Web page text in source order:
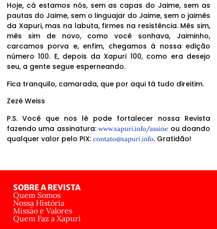
Hoje, cá estamos nós, sem as capas do Jaime, sem as
pautas do Jaime, sem o linguajar do Jaime, sem o jaimês
da Xapuri, mas na labuta, firmes na resistência. Mês sim,
mês sim de novo, como você sonhava, Jaiminho,
carcamos porva e, enfim, chegamos à nossa edição
número 100. E, depois da Xapuri 100, como era desejo
seu, a gente segue esperneando.
Fica tranquilo, camarada, que por aqui tá tudo direitim.
Zezé Weiss
P.S. Você que nos lê pode fortalecer nossa Revista
fazendo uma assinatura:www.xapuri.info/assine ou doando
qualquer valor pelo PIX: contato@xapuri.info. Gratidão!
SOBRE A REVISTA
Quem Somos
Nossa História
Missão e Valores
Quem Faz a Xapuri